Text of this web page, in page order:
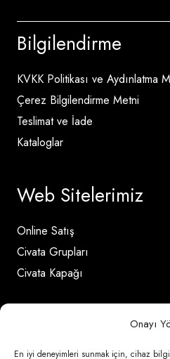
Onayı
En iyi deneyimleri sunmak için, cihaz
Bilgilendirme
KVKK Politikası ve Aydınlatma
Çerez Bilgilendirme Metni
Teslimat ve İade
Kataloglar
Web Sitelerimiz
Online Satış
Civata Grupları
Civata Kapağı
İletişim Detayları